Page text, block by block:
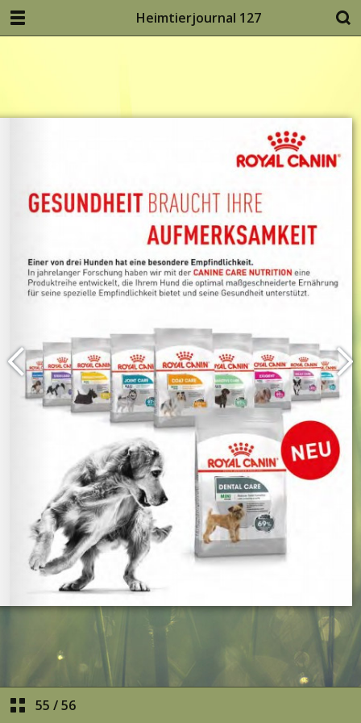
Heimtierjournal 127
55 /56